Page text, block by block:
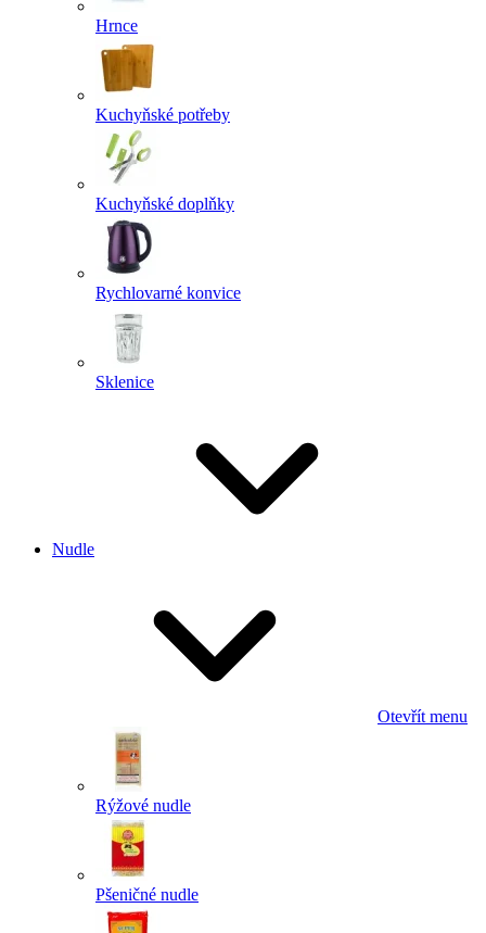
Hrnce
Kuchyňské potřeby
Kuchyňské doplňky
Rychlovarné konvice
Sklenice
Nudle
Otevřít menu
Rýžové nudle
Pšeničné nudle